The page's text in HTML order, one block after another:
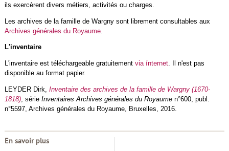
ils exercèrent divers métiers, activités ou charges.
Les archives de la famille de Wargny sont librement consultables aux
Archives générales du Royaume.
L'inventaire
L'inventaire est téléchargeable gratuitement via ínternet. Il n'est pas
disponible au format papier.
LEYDER Dirk, Inventaire des archives de la famille de Wargny (1670-
1818), série Inventaires Archives générales du Royaume n°600, publ.
n°5597, Archives générales du Royaume, Bruxelles, 2016.
En savoir plus